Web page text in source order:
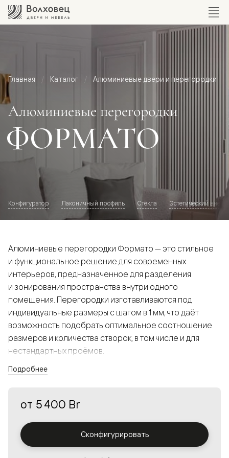
Главная Каталог Алюминиевые двери и перегородки
Алюминиевые перегородки
ФОРМАТО
Конфигуратор Лаконичный профиль Стёкла Эстетический
Алюминиевые перегородки Формато — это стильное
и функциональное решение для современных
интерьеров, предназначенное для разделения
и зонирования пространства внутри одного
помещения. Перегородки изготавливаются под
индивидуальные размеры с шагом в 1 мм, что даёт
возможность подобрать оптимальное соотношение
размеров и количества створок, в том числе и для
нестандартных проёмов.
а большой выбор вставок из стекла с различными
решения в интерьере и варьировать освещённость.
Подробнее
от 5 400 Br
Сконфигурировать